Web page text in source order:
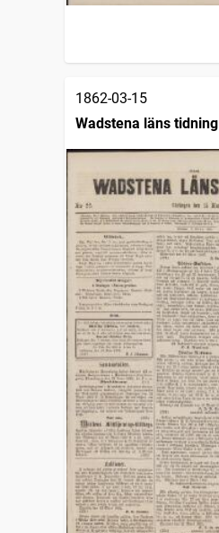
1862-03-15
Wadstena läns tidning